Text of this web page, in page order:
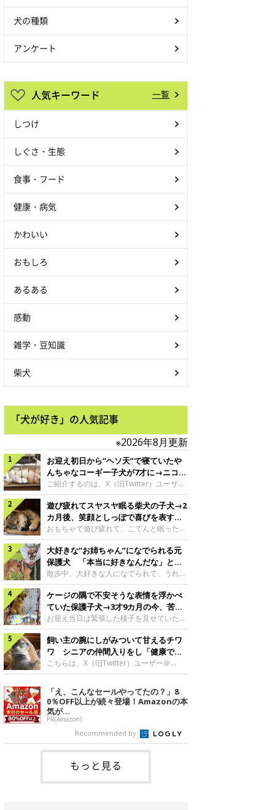
犬の種類
アンケート
人気キーワード 一覧
しつけ
しぐさ・生態
食事・フード
健康・病気
かわいい
おもしろ
あるある
感動
雑学・豆知識
柴犬
「犬が好き」の人気記事
※2026年8月更新
お迎え初日から“ヘソ天”で寝ていたや
んちゃなコーギー子犬が7才に→ニコニ
コ“コーギースマイル”が魅力のコに成
長！
ご紹介するのは、X（旧Twitter）ユーザー
＠Kus1oKg2vsgdWS2さんの愛犬でウェル
シュ・コーギー・ペンブロークの神楽ちゃ
ん。今年の8月で7才になるという神楽ちゃ
んですが、いったいどんな子犬時代を過ご
したのでしょうか。今回は、神楽ちゃんの
成長を飼い主さんと振り返ります！神楽ち
ゃんの成長について聞いた！お迎えから数
日後の神楽ちゃん（撮影時生後2カ月）＠
Kus1oKg2vsgdWS2――お迎え当初の神楽
ちゃんの様子について教えてください。飼
い主さん： 「お迎え当日から“ヘソ天”で寝
るようなコでし
遊び疲れてスヤスヤ眠る柴犬の子犬→2
カ月後、笑顔としっぽで喜びを表すコ
に成長！
おもちゃで遊び疲れて、こてんと眠った子
犬。あれから2カ月、表情や行動にさまざ
まな変化が見られるようになりました。遊
び疲れて眠る生後2カ月のなっちゃん遊び
疲れた様子のなっちゃん。@Pkndg_紹介
するのは、X（旧Twitter）ユーザー
@Pkndg_さんの愛犬・なっちゃん（取材
時、生後4カ月／柴犬）。こちらの写真
は、なっちゃんが生後2カ月のころに撮影
された一枚です。この日、なっちゃんは家
族と一緒におもちゃで遊んでいました。た
くさん遊んで疲れたのか、その後は眠り始
めたそうです。眠るなっちゃん。
@Pkndg_
大好きな“お姉ちゃん”になでられる元
保護犬 「本当に好きなんだな」と感
じる表情にほっこり
散歩中、大好きな人になでられて、うれし
そうな表情を見せる元保護犬。甘えるよう
な姿に、見ているこちらまでほっこりしま
す。大好きな“お姉ちゃん”に甘える小次郎
くん妹さんになでてもらい、うれしそうな
表情を見せる小次郎くん（2026年6月撮
影）。@mika_Jimmy紹介するのは、X（旧
Twitter）ユーザー@mika_Jimmyさんの愛
犬・小次郎くん（撮影時5才）。こちら
は、飼い主さんの妹さんと一緒に散歩をし
日、飼い主さんは実家から自宅へ帰る途
中、妹さんと公園で待ち合わせ
ケージの隅で不安そうな表情を浮かべ
ていた保護子犬→3才9カ月の今、苦手
を克服し頼もしいコに成長！
お迎え当日は緊張した様子を見せていた元
野犬の保護子犬。あれから約3年半、苦手
だったことを一つひとつ克服し、家族に寄
り添う姿を見せています。お迎え当日、ケ
ージの隅で不安そうにお迎え当日のシルビ
アちゃん。@nemonemotos今回紹介する
@nemonemotosさんの愛犬・シルビアち
ゃん（撮影当時、生後推定2カ月）。飼い
主さんが「#最初に撮った一枚」として投
稿した写真には、ケージの隅で不安そうな
表情を浮かべるシルビアちゃんの姿が写っ
ていました。こちらは、保護犬だったシル
飼い主の腕にしがみついて甘えるチワ
ワ シニアの仲間入りをし「健康で穏
やかな暮らしが続いてほしい」と願う
こちらは、X（旧Twitter）ユーザー＠
kotubusuke617さんが投稿した写真。写
っているのは、愛犬でチワワのつぶしゃん
（本名：こつぶちゃん）です。飼い主さん
の腕にしがみつくつぶしゃん（撮影時6
才）＠kotubusuke617撮影当時の状況に
ついて伺うと、飼い主さんはこう教えてく
れました。飼い主さん： 「ある休日のこ
とです。私がソファに座った途端にひざの
上にのってきたので、そのままなでながら
テレビを見ていたのですが、微動だにしな
いので気になって見てみると、腕にしがみ
「え、こんなセールやってたの？」8
0％OFF以上が続々登場！Amazonの本
気が...
PR(Amazon)
Recommended by
もっと見る